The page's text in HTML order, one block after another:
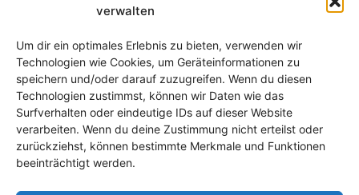
verwalten
Um dir ein optimales Erlebnis zu bieten, verwenden wir
Technologien wie Cookies, um Geräteinformationen zu
speichern und/oder darauf zuzugreifen. Wenn du diesen
Technologien zustimmst, können wir Daten wie das
Surfverhalten oder eindeutige IDs auf dieser Website
verarbeiten. Wenn du deine Zustimmung nicht erteilst oder
zurückziehst, können bestimmte Merkmale und Funktionen
beeinträchtigt werden.
Die Move Forward Party (MFP) setzt sich dafür ein,
buddhistischer Feiertage abzuschaffen. Erfahre
mehr über den Schutz der individuellen Freiheit.